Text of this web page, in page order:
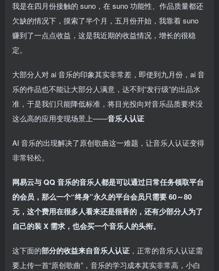
我是在四月份接触的 suno，在 suno 功能性、作品质量都还
欠缺的情况下，摸索了半个月，五月份开始，我靠着 suno
赚到了一点点收益，这是我近期的收益情况，增长的很稳
定。
大部分人对 ai 音乐的印象其实非常差，即使到九月份，ai 音
乐的作品也不能让大部分人满意，达不到“发行级”的出品水
准，于是我们只能降低标准，将目光投向对音乐品质要求没
这么高的应用变现场景上——音乐人认证
AI 音乐的出现解决了原创歌曲这一难题，让音乐人认证变得
非常轻松。
网易云与 QQ 音乐的音乐人都是可以通过日常任务领取平台
的会员，那么一个“终身”永久的平台会员只需要 60～80
元，这个费用在很多人看来还是很香的，还有少部分人为了
自己的装 X 需求，也会买一个音乐人的头衔。
这下面的部分的收益来自音乐人认证 ，正常的音乐人认证需
要上传一首“原创歌曲”，音乐的学习成本其实非常高，小白